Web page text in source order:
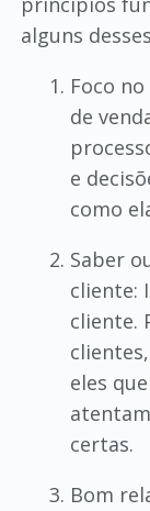
alguns
Foco
de
e
como
Saber
cliente:
cliente.
eles
certas.
Bom